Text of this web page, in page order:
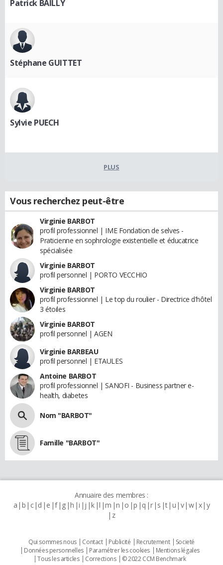
Patrick BAILLY
Stéphane GUITTET
Sylvie PUECH
PLUS
Vous recherchez peut-être
Virginie BARBOT
profil professionnel | IME Fondation de selves -
Praticienne en sophrologie existentielle et éducatrice
spécialisée
Virginie BARBOT
profil personnel | PORTO VECCHIO
Virginie BARBOT
profil professionnel | Le top du roulier - Directrice d'hôtel
3 étoiles
Virginie BARBOT
profil personnel | AGEN
Virginie BARBEAU
profil personnel | ETAULES
Antoine BARBOT
profil professionnel | SANOFI - Business partner e-
health, diabetes
Nom "BARBOT"
Famille "BARBOT"
Annuaire des membres :
a b c d e f g h i j k l m n o p q r s t u v w x y
z
Qui sommes nous Contact Publicité Recrutement
Societé
Données personnelles
Paramétrer les cookies
Mentions légales
Tous les articles
Corrections © 2022 CCM Benchmark